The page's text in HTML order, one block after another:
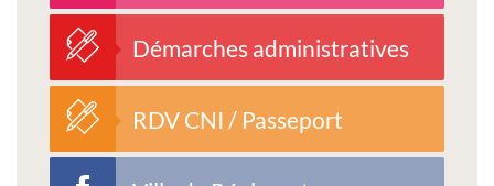
Démarches administratives
RDV CNI / Passeport